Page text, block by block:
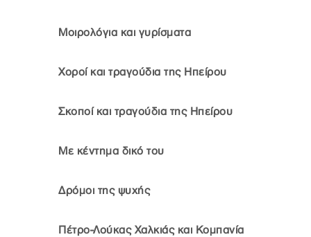
Μοιρολόγια και γυρίσματα
Χοροί και τραγούδια της Ηπείρου
Σκοποί και τραγούδια της Ηπείρου
Με κέντημα δικό του
Δρόμοι της ψυχής
Πέτρο-Λούκας Χαλκιάς και Κομπανία